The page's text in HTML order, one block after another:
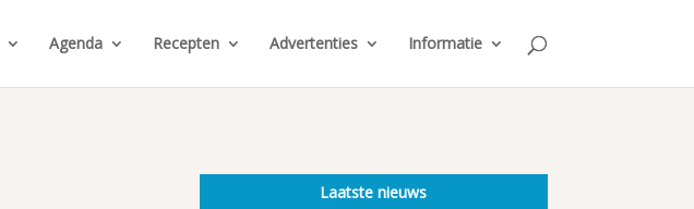
Agenda Recepten Advertenties Informatie
Laatste nieuws